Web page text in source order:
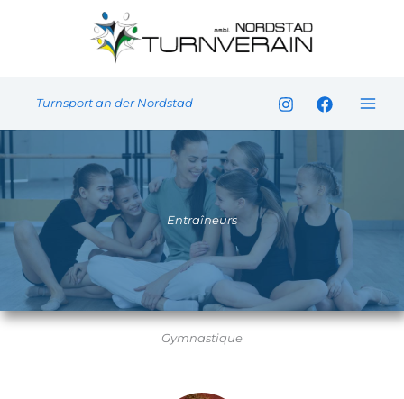
Turnsport an der Nordstad
Entraîneurs
Gymnastique